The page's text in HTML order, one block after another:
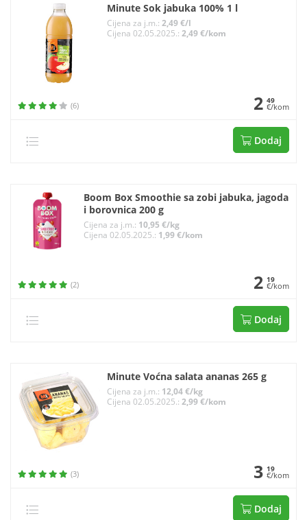
Minute Sok jabuka 100% 1 l
Cijena za j.m.: 2,49 €/l
Cijena 02.05.2025.: 2,49 €/kom
(6) 2 49
€/kom
Dodaj
Boom Box Smoothie sa zobi jabuka, jagoda
i borovnica 200 g
Cijena za j.m.: 10,95 €/kg
Cijena 02.05.2025.: 1,99 €/kom
(2) 2 19
€/kom
Dodaj
Minute Voćna salata ananas 265 g
Cijena za j.m.: 12,04 €/kg
Cijena 02.05.2025.: 2,99 €/kom
(3) 3 19
€/kom
Dodaj